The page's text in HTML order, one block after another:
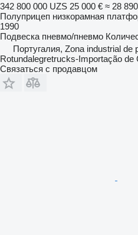
342 800 000 UZS 25 000 € ≈ 28
Полуприцеп низкорамная
1990
Подвеска пневмо/пневмо
Португалия, Zona industrial de
Rotundalegretrucks-Importação de
Связаться с продавцом